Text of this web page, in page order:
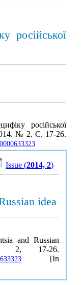
російської
російської
№ 2. С. 17-26.
Issue (2014, 2)
idea
and Russian
2, 17-26.
[In